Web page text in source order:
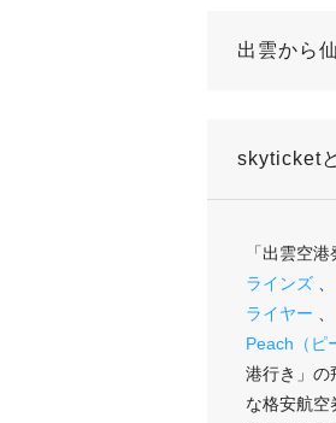
出雲から
skyticket
「出雲空
ラインズ
ライヤー
Peach（ピ
港行き」の
な格安航空